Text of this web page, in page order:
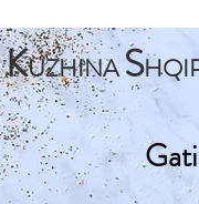
KUZHINAS